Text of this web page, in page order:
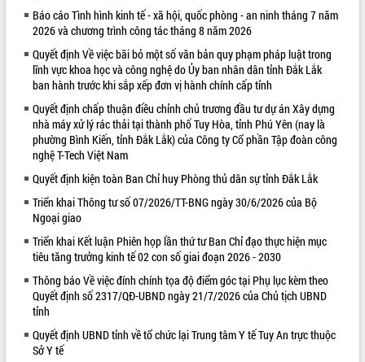
VIDEO
Khám bệnh, cấp phát thuốc miễn phí
và tặng quà người dân xã Cư Pui
Hội nghị UBND tỉnh Đắk Lắk thường kỳ
tháng 7/2026
Lễ truy tặng danh hiệu “Bà Mẹ Việt
Nam Anh hùng” và trao Huân chương
Lao động
UBND tỉnh Đắk Lắk triển khai nhiệm
Kỳ họp thứ Hai, Hội đồng nhân dân
ALBUM ẢNH
Báo cáo Tình hình kinh tế - xã hội, quốc phòng - an ninh tháng 7 năm
2026 và chương trình công tác tháng 8 năm 2026
Quyết định Về việc bãi bỏ một số văn bản quy phạm pháp luật trong
lĩnh vực khoa học và công nghệ do Ủy ban nhân dân tỉnh Đắk Lắk
ban hành trước khi sắp xếp đơn vị hành chính cấp tỉnh
Quyết định chấp thuận điều chỉnh chủ trương đầu tư dự án Xây dựng
nhà máy xử lý rác thải tại thành phố Tuy Hòa, tỉnh Phú Yên (nay là
phường Bình Kiến, tỉnh Đắk Lắk) của Công ty Cổ phần Tập đoàn công
nghệ T-Tech Việt Nam
Quyết định kiện toàn Ban Chỉ huy Phòng thủ dân sự tỉnh Đắk Lắk
Triển khai Thông tư số 07/2026/TT-BNG ngày 30/6/2026 của Bộ
Ngoại giao
Triển khai Kết luận Phiên họp lần thứ tư Ban Chỉ đạo thực hiện mục
tiêu tăng trưởng kinh tế 02 con số giai đoạn 2026 - 2030
Thông báo Về việc đính chính tọa độ điểm góc tại Phụ lục kèm theo
Quyết định số 2317/QĐ-UBND ngày 21/7/2026 của Chủ tịch UBND
tỉnh
Quyết định UBND tỉnh về tổ chức lại Trung tâm Y tế Tuy An trực thuộc
Sở Y tế